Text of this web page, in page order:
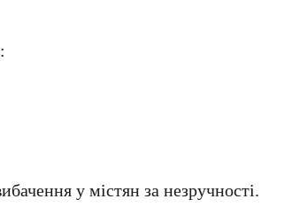
у містян за незручності.